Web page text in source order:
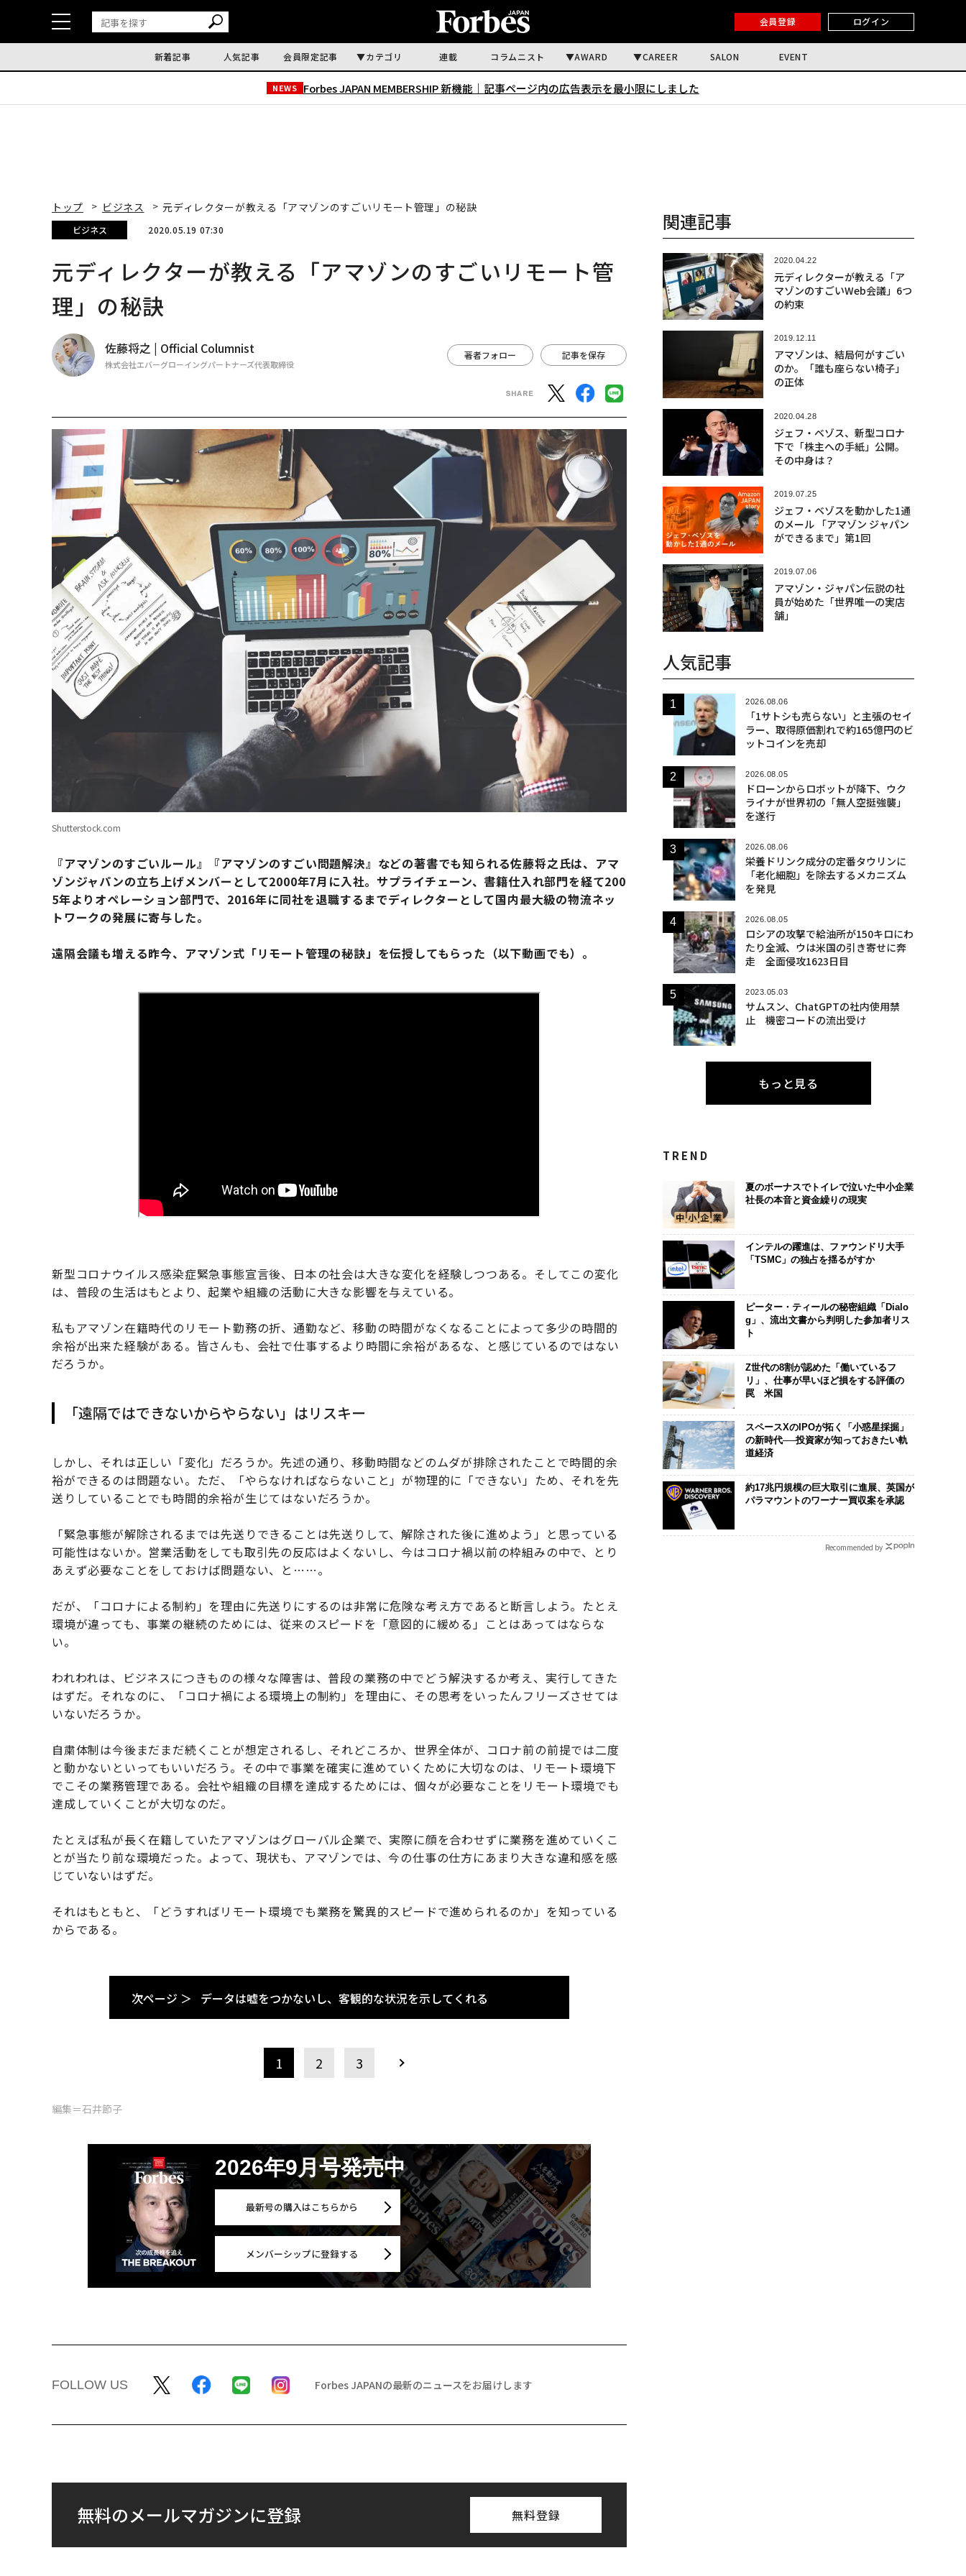
会員登録 ログイン
新着記事 人気記事 会員限定記事 カテゴリ 連載 コラムニスト AWARD CAREER SALON EVENT
NEWS Forbes JAPAN MEMBERSHIP 新機能｜ 記事ページ内の広告表示を最小限にしました
トップ ビジネス 元ディレクターが教える「アマゾンのすごいリモート管理」の秘訣
ビジネス 2020.05.19 07:30
元ディレクターが教える「アマゾンのすごいリモート管
理」の秘訣
佐藤将之 | Official Columnist
株式会社エバーグローイングパートナーズ代表取締役
著者フォロー 記事を保存
Shutterstock.com
『アマゾンのすごいルール』『アマゾンのすごい問題解決』などの著書でも知られる佐藤将之氏は、アマ
ゾンジャパンの立ち上げメンバーとして2000年7月に入社。サプライチェーン、書籍仕入れ部門を経て200
5年よりオペレーション部門で、2016年に同社を退職するまでディレクターとして国内最大級の物流ネッ
トワークの発展に寄与した。
遠隔会議も増える昨今、アマゾン式「リモート管理の秘訣」を伝授してもらった（以下動画でも）。
新型コロナウイルス感染症緊急事態宣言後、日本の社会は大きな変化を経験しつつある。そしてこの変化
は、普段の生活はもとより、起業や組織の活動に大きな影響を与えている。
私もアマゾン在籍時代のリモート勤務の折、通勤など、移動の時間がなくなることによって多少の時間的
余裕が出来た経験がある。皆さんも、会社で仕事するより時間に余裕があるな、と感じているのではない
だろうか。
「遠隔ではできないからやらない」はリスキー
しかし、それは正しい「変化」だろうか。先述の通り、移動時間などのムダが排除されたことで時間的余
裕ができるのは問題ない。ただ、「やらなければならないこと」が物理的に「できない」ため、それを先
送りしていることでも時間的余裕が生じてはないだろうか。
「緊急事態が解除されるまでは先送りできることは先送りして、解除された後に進めよう」と思っている
可能性はないか。営業活動をしても取引先の反応はよくないし、今はコロナ禍以前の枠組みの中で、とり
あえず必要なことをしておけば問題ない、と……。
だが、「コロナによる制約」を理由に先送りにするのは非常に危険な考え方であると断言しよう。たとえ
環境が違っても、事業の継続のためには、従来のスピードを「意図的に緩める」ことはあってはならな
い。
われわれは、ビジネスにつきものの様々な障害は、普段の業務の中でどう解決するか考え、実行してきた
はずだ。それなのに、「コロナ禍による環境上の制約」を理由に、その思考をいったんフリーズさせては
いないだろうか。
自粛体制は今後まだまだ続くことが想定されるし、それどころか、世界全体が、コロナ前の前提では二度
と動かないといってもいいだろう。その中で事業を確実に進めていくために大切なのは、リモート環境下
でこその業務管理である。会社や組織の目標を達成するためには、個々が必要なことをリモート環境でも
達成していくことが大切なのだ。
たとえば私が長く在籍していたアマゾンはグローバル企業で、実際に顔を合わせずに業務を進めていくこ
とが当たり前な環境だった。よって、現状も、アマゾンでは、今の仕事の仕方にあまり大きな違和感を感
じていないはずだ。
それはもともと、「どうすればリモート環境でも業務を驚異的スピードで進められるのか」を知っている
からである。
次ページ ＞ データは嘘をつかないし、客観的な状況を示してくれる
1 2 3
編集＝石井節子
2026年9月号発売中
最新号の購入はこちらから
メンバーシップに登録する
FOLLOW US Forbes JAPANの最新のニュースをお届けします
無料のメールマガジンに登録 無料登録
関連記事
2020.04.22
元ディレクターが教える「ア
マゾンのすごいWeb会議」6つ
の約束
2019.12.11
アマゾンは、結局何がすごい
のか。「誰も座らない椅子」
の正体
2020.04.28
ジェフ・ベゾス、新型コロナ
下で「株主への手紙」公開。
その中身は？
2019.07.25
ジェフ・ベゾスを動かした1通
のメール 「アマゾン ジャパン
ができるまで」第1回
2019.07.06
アマゾン・ジャパン伝説の社
員が始めた「世界唯一の実店
舗」
人気記事
2026.08.06
「1サトシも売らない」と主張のセイ
ラー、取得原価割れで約165億円のビ
ットコインを売却
2026.08.05
ドローンからロボットが降下、ウク
ライナが世界初の「無人空挺強襲」
を遂行
2026.08.06
栄養ドリンク成分の定番タウリンに
「老化細胞」を除去するメカニズム
を発見
2026.08.05
ロシアの攻撃で給油所が150キロにわ
たり全滅、ウは米国の引き寄せに奔
走 全面侵攻1623日目
2023.05.03
サムスン、ChatGPTの社内使用禁
止 機密コードの流出受け
もっと見る
TREND
夏のボーナスでトイレで泣いた中小企業
社長の本音と資金繰りの現実
インテルの躍進は、ファウンドリ大手
「TSMC」の独占を揺るがすか
ピーター・ティールの秘密組織「Dialo
g」、流出文書から判明した参加者リス
ト
Z世代の8割が認めた「働いているフ
リ」、仕事が早いほど損をする評価の
罠 米国
スペースXのIPOが拓く「小惑星採掘」
の新時代──投資家が知っておきたい軌
道経済
約17兆円規模の巨大取引に進展、英国が
パラマウントのワーナー買収案を承認
Recommended by